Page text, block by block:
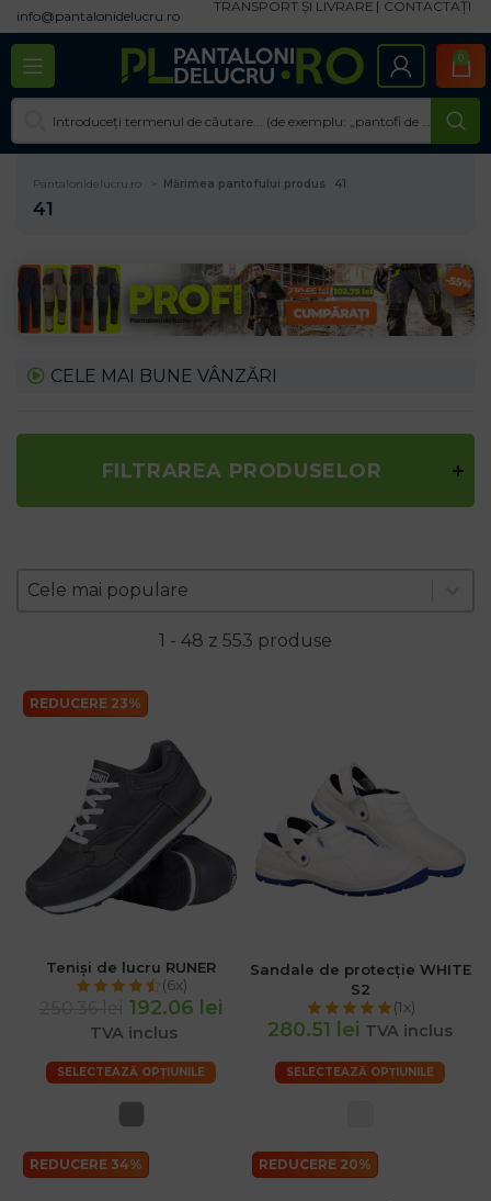
info@pantalonidelucru.ro
TRANSPORT ȘI LIVRARE CONTACTAȚI
0
Pantalonidelucru.ro Mărimea pantofului produs 41
41
CELE MAI BUNE VÂNZĂRI
FILTRAREA PRODUSELOR
Zoradenie produktov
Sort content
Cele mai populare
Sort content
1 - 48 z 553 produse
REDUCERE 23%
Teniși de lucru RUNER
(6x)
192.06 lei
TVA inclus
SELECTEAZĂ OPȚIUNILE
Sandale de protecție WHITE
S2
(1x)
280.51 lei TVA inclus
SELECTEAZĂ OPȚIUNILE
REDUCERE 34% REDUCERE 20%